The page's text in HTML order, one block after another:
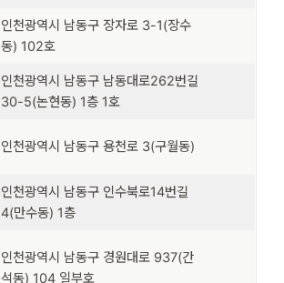
인천광역시 남동구 장자로 3-1(장수
동) 102호
인천광역시 남동구 남동대로262번길
30-5(논현동) 1층 1호
인천광역시 남동구 용천로 3(구월동)
인천광역시 남동구 인수북로14번길
4(만수동) 1층
인천광역시 남동구 경원대로 937(간
석동) 104 일부호